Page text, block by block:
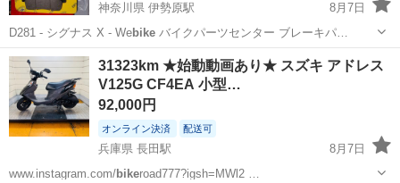
神奈川県 伊勢原駅
8月7日
D281 - シグナス X - Webike バイクパーツセンター ブレーキパ…
神奈川 伊勢原市 伊勢原駅 ヤマハ ブレーキパッド
31323km ★始動動画あり★ スズキ アドレス
V125G CF4EA 小型…
92,000円
オンライン決済 配送可
兵庫県 長田駅
8月7日
www.instagram.com/bikeroad777?igsh=MWl2 …